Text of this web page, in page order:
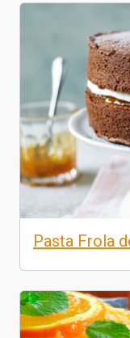
Pasta Frola